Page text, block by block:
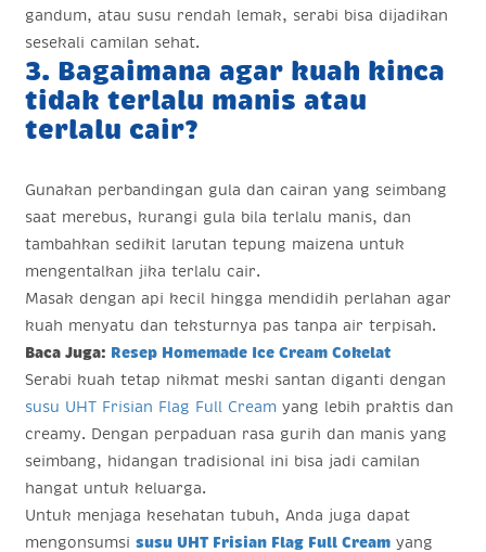
gandum, atau susu rendah lemak, serabi bisa dijadikan
sesekali camilan sehat.
3. Bagaimana agar kuah kinca
tidak terlalu manis atau
terlalu cair?
Gunakan perbandingan gula dan cairan yang seimbang
saat merebus, kurangi gula bila terlalu manis, dan
tambahkan sedikit larutan tepung maizena untuk
mengentalkan jika terlalu cair.
Masak dengan api kecil hingga mendidih perlahan agar
kuah menyatu dan teksturnya pas tanpa air terpisah.
Baca Juga: Resep Homemade Ice Cream Cokelat
Serabi kuah tetap nikmat meski santan diganti dengan
susu UHT Frisian Flag Full Cream yang lebih praktis dan
creamy. Dengan perpaduan rasa gurih dan manis yang
seimbang, hidangan tradisional ini bisa jadi camilan
hangat untuk keluarga.
Untuk menjaga kesehatan tubuh, Anda juga dapat
mengonsumsi susu UHT Frisian Flag Full Cream yang